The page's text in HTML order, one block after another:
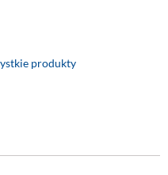
produkty